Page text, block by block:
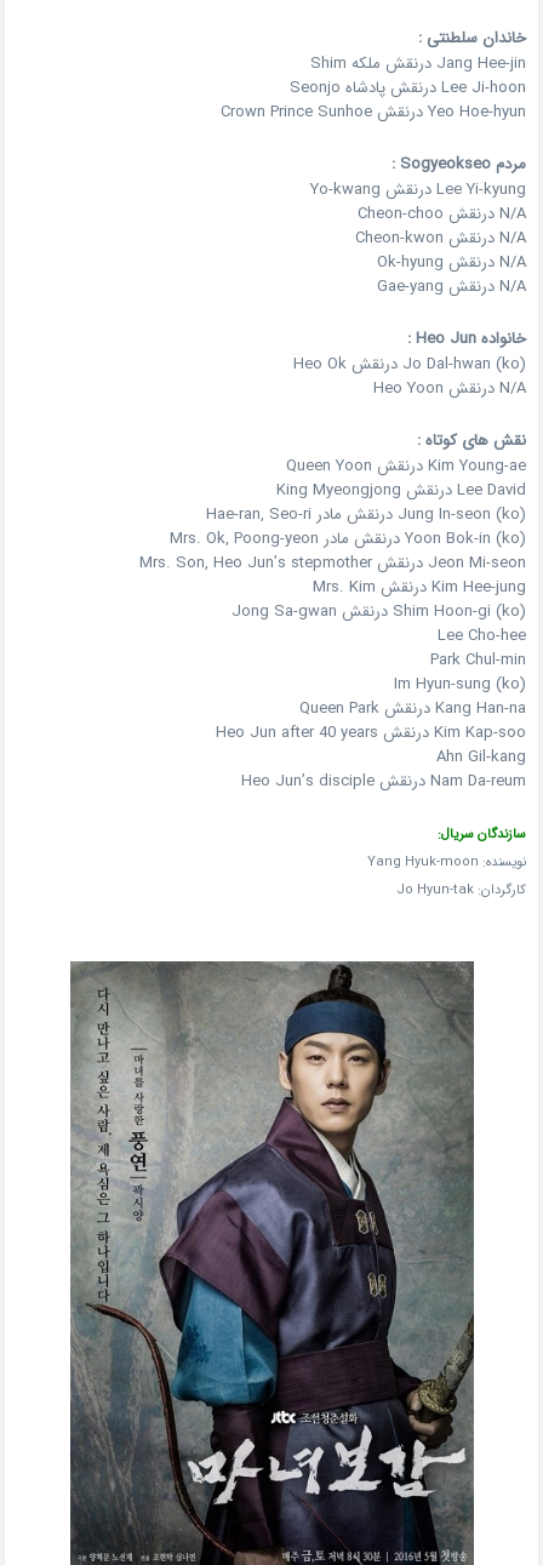
خاندان سلطنتی :
Jang Hee-jin درنقش ملکه Shim
Lee Ji-hoon درنقش پادشاه Seonjo
Yeo Hoe-hyun درنقش Crown Prince Sunhoe
مردم Sogyeokseo :
Lee Yi-kyung درنقش Yo-kwang
N/A درنقش Cheon-choo
N/A درنقش Cheon-kwon
N/A درنقش Ok-hyung
N/A درنقش Gae-yang
خانوادهHeo Jun :
Jo Dal-hwan (ko)
درنقش Heo Ok
N/A درنقش Heo Yoon
نقش های کوتاه :
Kim Young-ae درنقش Queen Yoon
Lee David درنقش King Myeongjong
Jung In-seon (ko)
درنقش مادر Hae-ran, Seo-ri
Yoon Bok-in (ko)
درنقش مادر Mrs. Ok, Poong-yeon
Jeon Mi-seon درنقش Mrs. Son, Heo Jun’s stepmother
Kim Hee-jung درنقش Mrs. Kim
Shim Hoon-gi (ko)
درنقش Jong Sa-gwan
Lee Cho-hee
Park Chul-min
Im Hyun-sung (ko)
Kang Han-na درنقش Queen Park
Kim Kap-soo درنقش Heo Jun after 40 years
Ahn Gil-kang
Nam Da-reum درنقش Heo Jun’s disciple
سازندگان سریال:
نویسنده: Yang Hyuk-moon
کارگردان: Jo Hyun-tak